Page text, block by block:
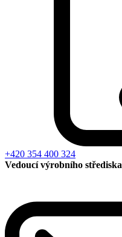
+420 354 400 324
Vedoucí výrobního střediska